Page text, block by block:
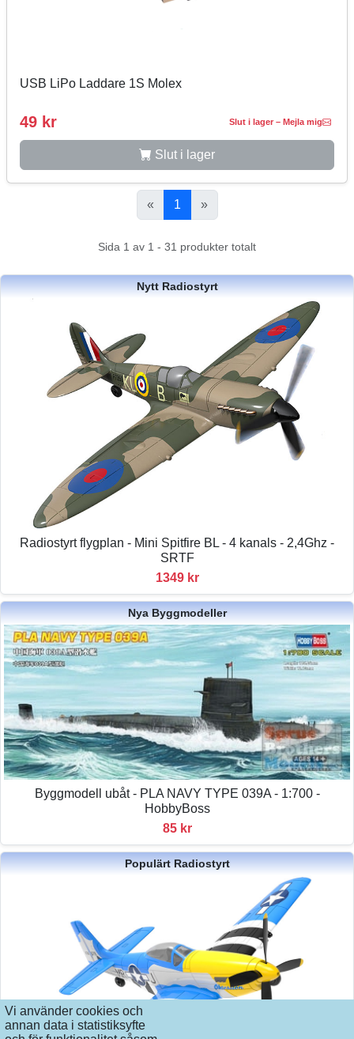
Vi använder cookies och
annan data i statistiksyfte
USB LiPo Laddare 1S Molex
49 kr Slut i lager – Mejla mig
Slut i lager
« 1 »
Sida 1 av 1 - 31 produkter totalt
Nytt Radiostyrt
Radiostyrt flygplan - Mini Spitfire BL - 4 kanals - 2,4Ghz -
SRTF
1349 kr
Nya Byggmodeller
Byggmodell ubåt - PLA NAVY TYPE 039A - 1:700 -
HobbyBoss
85 kr
Populärt Radiostyrt